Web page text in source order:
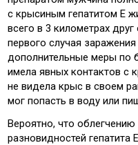
с крысиным гепатитом Е
всего в 3 километрах
первого случая
дополнительные меры по
имела явных контактов с
не видела крыс в своем
мог попасть в воду или
Вероятно, что
разновидностей гепатита